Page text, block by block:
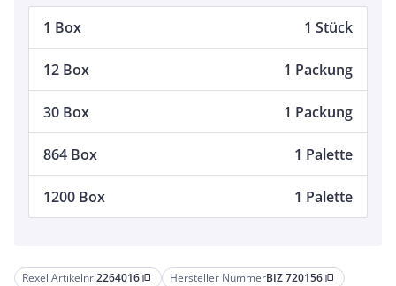
Rexel Artikelnr.2264016 content_copy Hersteller NummerBIZ 720156 content_copy
1 Box 1 Stück
12 Box 1 Packung
30 Box 1 Packung
864 Box 1 Palette
1200 Box 1 Palette